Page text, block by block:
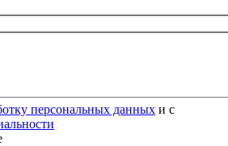
персональных данных и с